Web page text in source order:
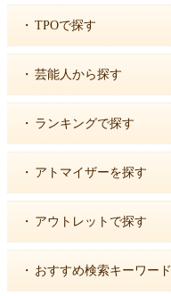
・ TPOで探す
・ 芸能人から探す
・ ランキングで探す
・ アトマイザーを探す
・ アウトレットで探す
・ おすすめ検索キーワード